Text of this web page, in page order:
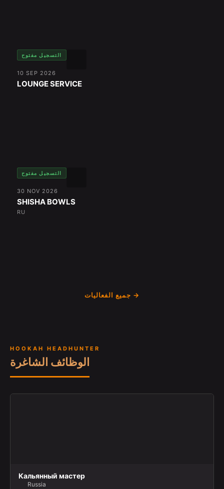
التسجيل مفتوح
10 SEP 2026
LOUNGE SERVICE
التسجيل مفتوح
30 NOV 2026
SHISHA BOWLS
RU
جميع الفعاليات →
HOOKAH HEADHUNTER
الوظائف الشاغرة
Кальянный мастер
Russia